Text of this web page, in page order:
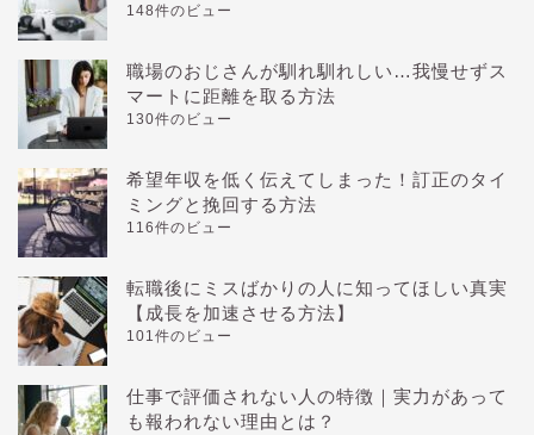
148件のビュー
職場のおじさんが馴れ馴れしい…我慢せずス
マートに距離を取る方法
130件のビュー
希望年収を低く伝えてしまった！訂正のタイ
ミングと挽回する方法
116件のビュー
転職後にミスばかりの人に知ってほしい真実
【成長を加速させる方法】
101件のビュー
仕事で評価されない人の特徴｜実力があって
も報われない理由とは？